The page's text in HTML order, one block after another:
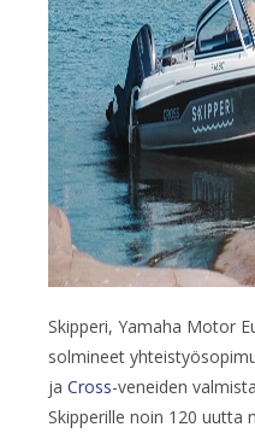
Skipperi, Yamaha Motor
solmineet
ja Cross-veneiden
Skipperille noin 120 uutta